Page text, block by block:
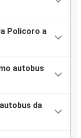
Policoro a
autobus
da